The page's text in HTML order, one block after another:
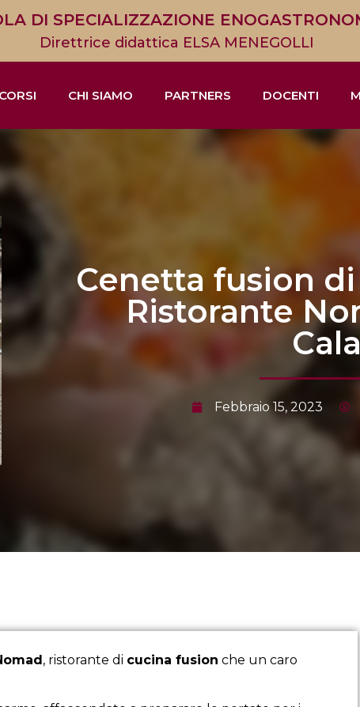
DI SPECIALIZZAZIONE
Direttrice didattica ELSA MENEGOLLI
CORSI CHI SIAMO PARTNERS DOCENTI
Cenetta fusion
Ristorante
Febbraio 15, 2023
, ristorante di cucina fusion che un caro